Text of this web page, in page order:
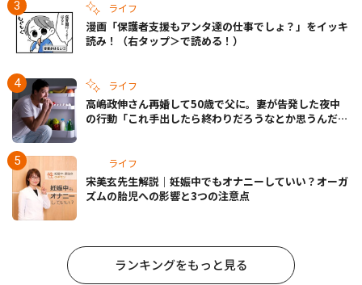
ライフ
漫画「保護者支援もアンタ達の仕事でしょ？」をイッキ
読み！（右タップ＞で読める！）
ライフ
高嶋政伸さん再婚して50歳で父に。妻が告発した夜中
の行動「これ手出したら終わりだろうなとか思うんだけ
ライフ
宋美玄先生解説｜妊娠中でもオナニーしていい？オーガ
ズムの胎児への影響と3つの注意点
ランキングをもっと見る